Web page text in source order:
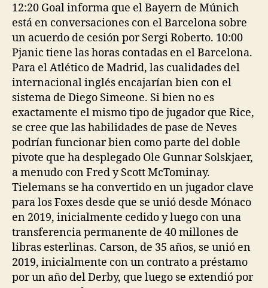
12:20 Goal informa que el Bayern de Múnich
está en conversaciones con el Barcelona sobre
un acuerdo de cesión por Sergi Roberto. 10:00
Pjanic tiene las horas contadas en el Barcelona.
Para el Atlético de Madrid, las cualidades del
internacional inglés encajarían bien con el
sistema de Diego Simeone. Si bien no es
exactamente el mismo tipo de jugador que Rice,
se cree que las habilidades de pase de Neves
podrían funcionar bien como parte del doble
pivote que ha desplegado Ole Gunnar Solskjaer,
a menudo con Fred y Scott McTominay.
Tielemans se ha convertido en un jugador clave
para los Foxes desde que se unió desde Mónaco
en 2019, inicialmente cedido y luego con una
transferencia permanente de 40 millones de
libras esterlinas. Carson, de 35 años, se unió en
2019, inicialmente con un contrato a préstamo
por un año del Derby, que luego se extendió por